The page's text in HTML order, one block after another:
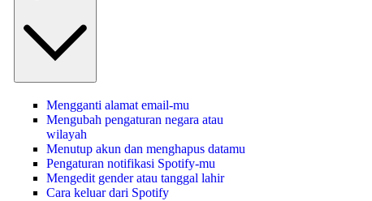
Mengganti alamat email-mu
Mengubah pengaturan negara atau
wilayah
Menutup akun dan menghapus datamu
Pengaturan notifikasi Spotify-mu
Mengedit gender atau tanggal lahir
Cara keluar dari Spotify